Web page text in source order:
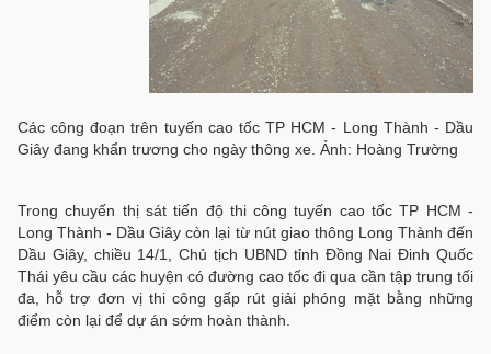
Các công đoạn trên tuyến cao tốc TP HCM - Long Thành - Dầu
Giây đang khẩn trương cho ngày thông xe. Ảnh: Hoàng Trường
Trong chuyến thị sát tiến độ thi công tuyến cao tốc TP HCM -
Long Thành - Dầu Giây còn lại từ nút giao thông Long Thành đến
Dầu Giây, chiều 14/1, Chủ tịch UBND tỉnh Đồng Nai Đinh Quốc
Thái yêu cầu các huyện có đường cao tốc đi qua cần tập trung tối
đa, hỗ trợ đơn vị thi công gấp rút giải phóng mặt bằng những
điểm còn lại để dự án sớm hoàn thành.